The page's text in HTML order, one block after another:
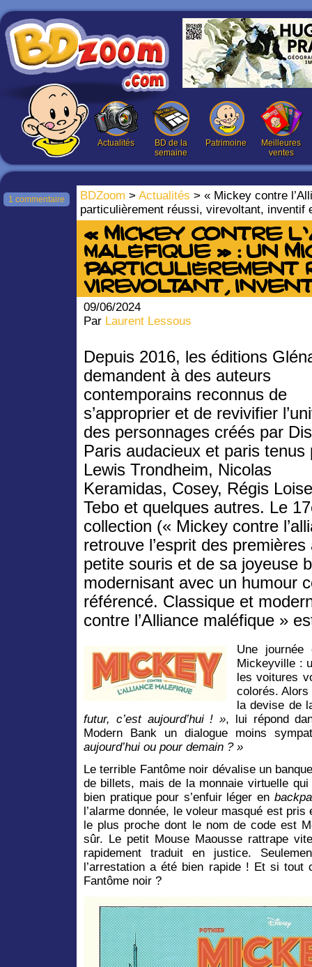
Actualités
BD de la
semaine
Patrimoine
Meilleures
ventes
BDZoom > Actualités > « Mickey contre
particulièrement réussi, virevoltant, inventif
1 commentaire
« Mickey contre
maléfique » : un
particulièrement
virevoltant,
09/06/2024
Par Laurent Lessous
Depuis 2016, les éditions
demandent à des auteurs
contemporains reconnus de
s’approprier et de revivifier
des personnages créés par
Paris audacieux et paris tenus
Lewis Trondheim, Nicolas
Keramidas, Cosey, Régis
Tebo et quelques autres. Le
collection (« Mickey contre
retrouve l’esprit des
petite souris et de sa joyeuse
modernisant avec un humour
référencé. Classique et
contre l’Alliance maléfique »
Une journée
Mickeyville :
les voitures
colorés. Alors
la devise de
futur, c’est aujourd’hui ! », lui répond
Modern Bank un dialogue moins
aujourd’hui ou pour demain ? »
Le terrible Fantôme noir dévalise un
de billets, mais de la monnaie virtuelle
bien pratique pour s’enfuir léger en
l’alarme donnée, le voleur masqué est
le plus proche dont le nom de code est
sûr. Le petit Mouse Maousse rattrape
rapidement traduit en justice.
l’arrestation a été bien rapide ! Et si tout
Fantôme noir ?